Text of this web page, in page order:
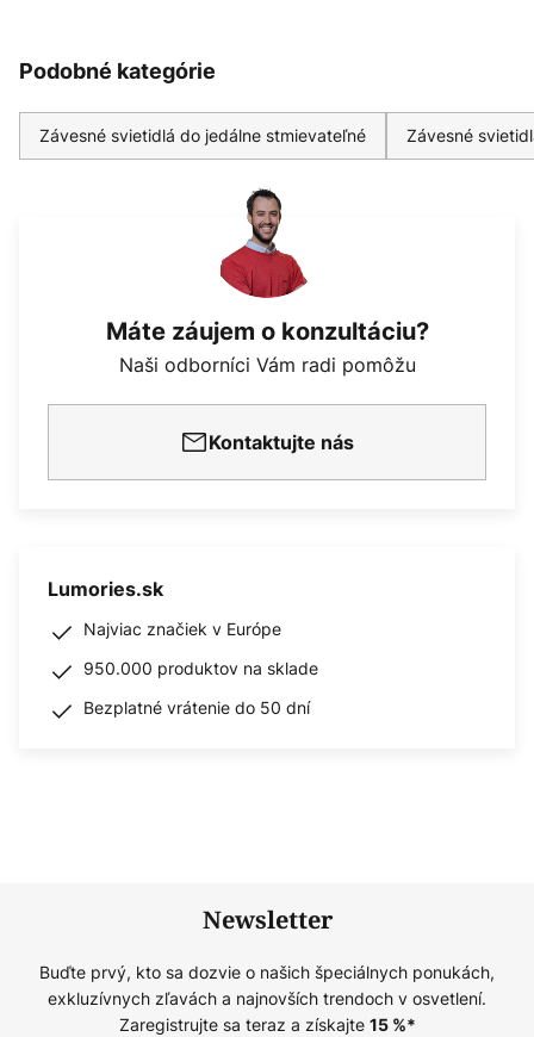
Podobné kategórie
Závesné svietidlá do jedálne stmievateľné Závesné
Máte záujem o konzultáciu?
Naši odborníci Vám radi pomôžu
Kontaktujte nás
Lumories.sk
Najviac značiek v Európe
950.000 produktov na sklade
Bezplatné vrátenie do 50 dní
Newsletter
Buďte prvý, kto sa dozvie o našich špeciálnych ponukách,
exkluzívnych zľavách a najnovších trendoch v osvetlení.
Zaregistrujte sa teraz a získajte 15%*